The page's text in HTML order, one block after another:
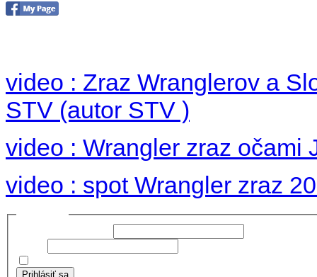
video : Zraz Wranglerov a
STV (autor STV )
video : Wrangler zraz očami
video : spot Wrangler zraz
Prihlásiť sa